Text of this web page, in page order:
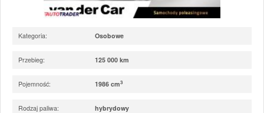
Kategoria: Osobowe
Przebieg: 125 000 km
Pojemność: 1986 cm3
Rodzaj paliwa: hybrydowy